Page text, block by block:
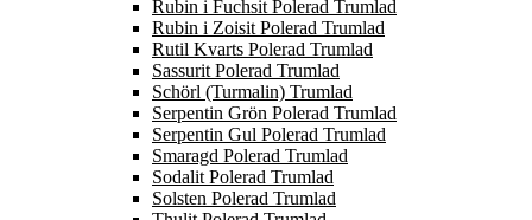
Rubin i Fuchsit Polerad Trumlad
Rubin i Zoisit Polerad Trumlad
Rutil Kvarts Polerad Trumlad
Sassurit Polerad Trumlad
Schörl (Turmalin) Trumlad
Serpentin Grön Polerad Trumlad
Serpentin Gul Polerad Trumlad
Smaragd Polerad Trumlad
Sodalit Polerad Trumlad
Solsten Polerad Trumlad